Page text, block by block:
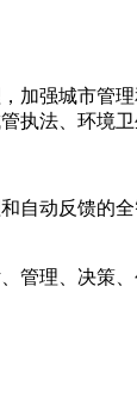
加强城市管
法、环境
自动反馈的
理、决策